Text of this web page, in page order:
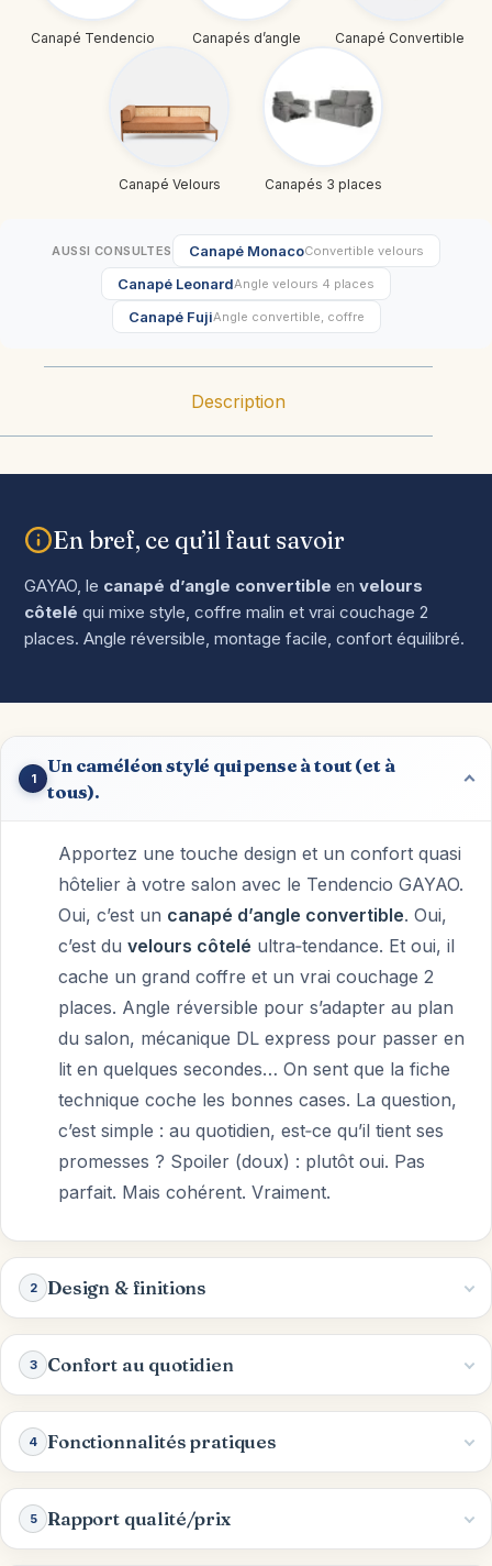
Canapé Tendencio Canapés d’angle Canapé Convertible
Canapé Velours Canapés 3 places
AUSSI CONSULTES Canapé MonacoConvertible velours
Canapé LeonardAngle velours 4 places
Canapé FujiAngle convertible, coffre
Description
En bref, ce qu’il faut savoir
GAYAO, le canapé d’angle convertible envelours
côtelé qui mixe style, coffre malin et vrai couchage 2
places. Angle réversible, montage facile, confort équilibré.
1
Un caméléon stylé qui pense à tout (et à
tous).
Apportez une touche design et un confort quasi
hôtelier à votre salon avec le Tendencio GAYAO.
Oui, c’est un canapé d’angle convertible. Oui,
c’est du velours côtelé ultra‑tendance. Et oui, il
cache un grand coffre et un vrai couchage 2
places. Angle réversible pour s’adapter au plan
du salon, mécanique DL express pour passer en
lit en quelques secondes… On sent que la fiche
technique coche les bonnes cases. La question,
c’est simple : au quotidien, est‑ce qu’il tient ses
promesses ? Spoiler (doux) : plutôt oui. Pas
parfait. Mais cohérent. Vraiment.
2 Design & finitions
3 Confort au quotidien
4 Fonctionnalités pratiques
5 Rapport qualité/prix